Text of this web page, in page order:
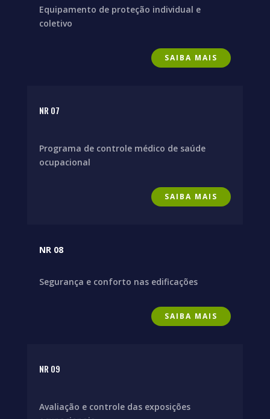
Equipamento de proteção individual e
coletivo
SAIBA MAIS
NR 07
Programa de controle médico de saúde
ocupacional
SAIBA MAIS
NR 08
Segurança e conforto nas edificações
SAIBA MAIS
NR 09
Avaliação e controle das exposições